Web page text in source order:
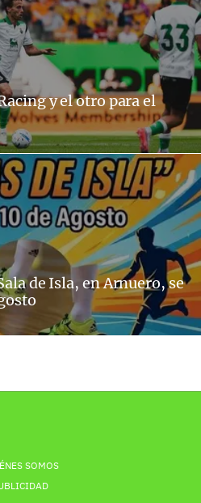
y el otro para el
de Isla, en Arnuero, se
SOMOS